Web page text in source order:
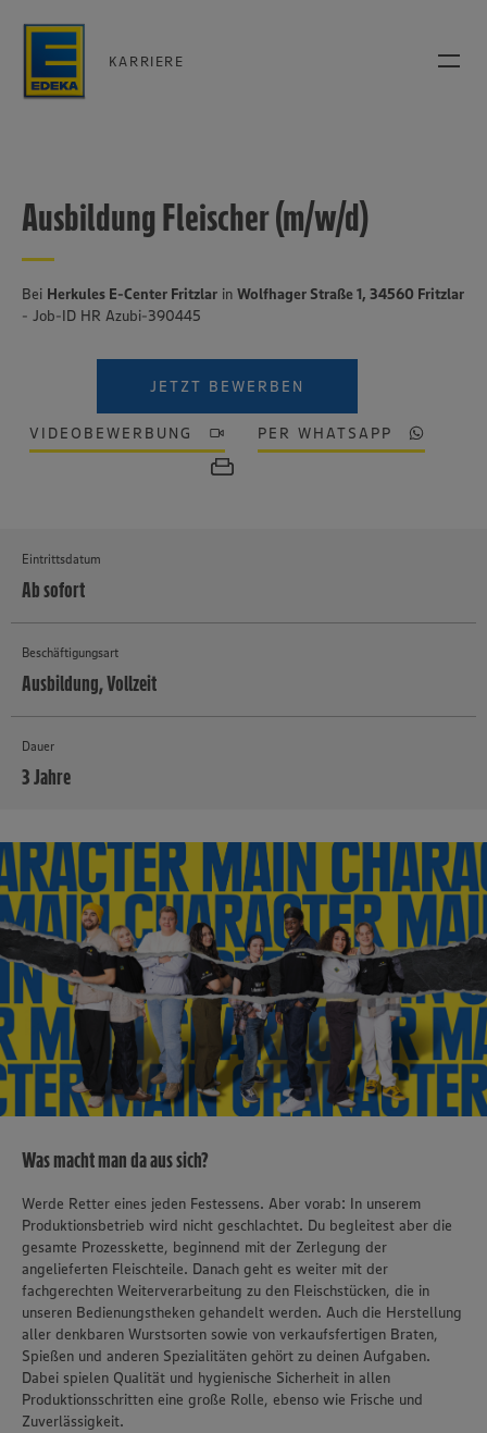
KARRIERE
Ausbildung Fleischer (m/w/d)
Bei Herkules E-Center Fritzlar in Wolfhager Straße 1, 34560 Fritzlar
- Job-ID HR Azubi-390445
JETZT BEWERBEN
VIDEOBEWERBUNG PER WHATSAPP
Eintrittsdatum
Ab sofort
Beschäftigungsart
Ausbildung, Vollzeit
Dauer
3 Jahre
Was macht man da aus sich?
Werde Retter eines jeden Festessens. Aber vorab: In unserem
Produktionsbetrieb wird nicht geschlachtet. Du begleitest aber die
gesamte Prozesskette, beginnend mit der Zerlegung der
angelieferten Fleischteile. Danach geht es weiter mit der
fachgerechten Weiterverarbeitung zu den Fleischstücken, die in
unseren Bedienungstheken gehandelt werden. Auch die Herstellung
aller denkbaren Wurstsorten sowie von verkaufsfertigen Braten,
Spießen und anderen Spezialitäten gehört zu deinen Aufgaben.
Dabei spielen Qualität und hygienische Sicherheit in allen
Produktionsschritten eine große Rolle, ebenso wie Frische und
Zuverlässigkeit.